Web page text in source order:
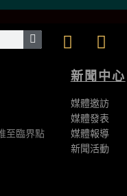
對當權者的卓越
無論是非機密還
James Newman
美國前海軍密碼專家
至臨界點
新聞中心
媒體邀訪
媒體發表
媒體報導
新聞活動